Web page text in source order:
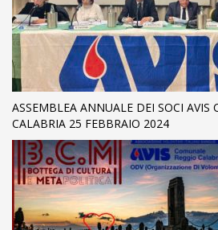
ASSEMBLEA ANNUALE DEI SOCI AVIS
CALABRIA 25 FEBBRAIO 2024